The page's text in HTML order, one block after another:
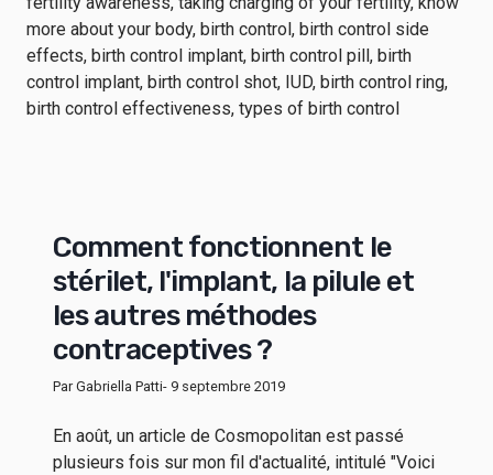
Comment fonctionnent le
stérilet, l'implant, la pilule et
les autres méthodes
contraceptives ?
Par Gabriella Patti- 9 septembre 2019
En août, un article de Cosmopolitan est passé
plusieurs fois sur mon fil d'actualité, intitulé "Voici